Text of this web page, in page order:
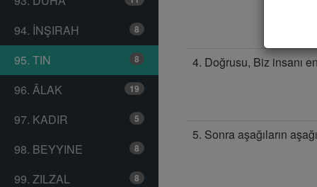
94. İNŞIRAH 8
95. TIN 8
96. ÂLAK 19
97. KADIR 5
98. BEYYINE 8
99. ZILZAL 8
4. Doğrusu, Biz insanı
5. Sonra aşağıların